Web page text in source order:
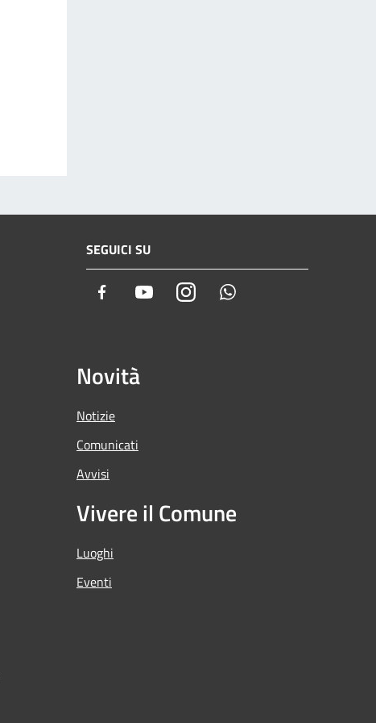
SEGUICI SU
Facebook YoutubeInstagram
Novità
Notizie
Comunicati
Avvisi
Vivere il Comune
Luoghi
Eventi